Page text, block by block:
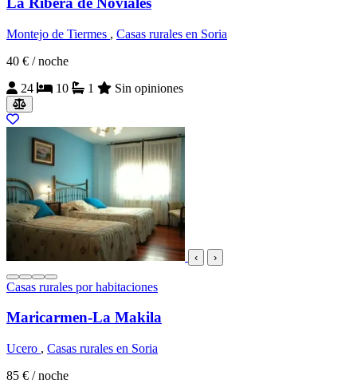
Montejo de Tiermes , Casas rurales en Soria
40 € / noche
24
10 1 Sin opiniones
‹ ›
Casas rurales por habitaciones
Maricarmen-La Makila
Ucero , Casas rurales en Soria
85 € / noche